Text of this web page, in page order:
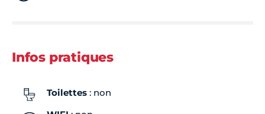
Infos pratiques
Toilettes : non